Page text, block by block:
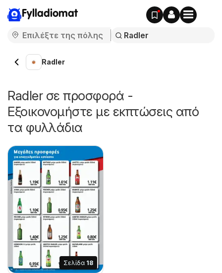
Fylladiomat
Radler
Radler σε προσφορά -
Εξοικονομήστε με εκπτώσεις από
τα φυλλάδια
Σελίδα 18